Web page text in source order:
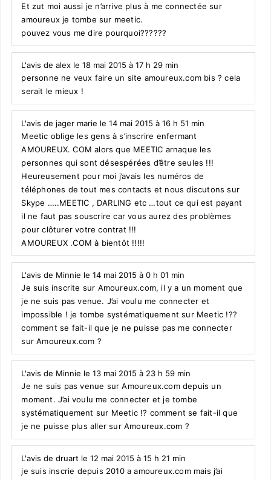
Et zut moi aussi je n’arrive plus à me connectée sur
amoureux je tombe sur meetic.
pouvez vous me dire pourquoi??????
L'avis de alex le 18 mai 2015 à 17 h 29 min
personne ne veux faire un site amoureux.com bis ? cela
serait le mieux !
L'avis de jager marie le 14 mai 2015 à 16 h 51 min
Meetic oblige les gens à s’inscrire enfermant
AMOUREUX. COM alors que MEETIC arnaque les
personnes qui sont désespérées d’être seules !!!
Heureusement pour moi j’avais les numéros de
téléphones de tout mes contacts et nous discutons sur
Skype …..MEETIC , DARLING etc …tout ce qui est payant
il ne faut pas souscrire car vous aurez des problèmes
pour clôturer votre contrat !!!
AMOUREUX .COM à bientôt !!!!!
L'avis de Minnie le 14 mai 2015 à 0 h 01 min
Je suis inscrite sur Amoureux.com, il y a un moment que
je ne suis pas venue. J’ai voulu me connecter et
impossible ! je tombe systématiquement sur Meetic !??
comment se fait-il que je ne puisse pas me connecter
sur Amoureux.com ?
L'avis de Minnie le 13 mai 2015 à 23 h 59 min
Je ne suis pas venue sur Amoureux.com depuis un
moment. J’ai voulu me connecter et je tombe
systématiquement sur Meetic !? comment se fait-il que
je ne puisse plus aller sur Amoureux.com ?
L'avis de druart le 12 mai 2015 à 15 h 21 min
je suis inscrie depuis 2010 a amoureux.com mais j’ai